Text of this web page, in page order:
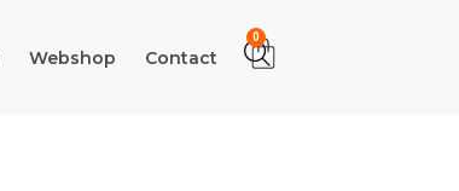
Webshop Contact
0